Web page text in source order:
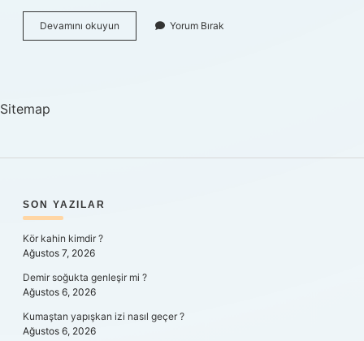
Devamını okuyun
Proteinli
Yorum Bırak
Sitemap
SIDEBAR
SON YAZILAR
Kör kahin kimdir ?
Ağustos 7, 2026
Demir soğukta genleşir mi ?
Ağustos 6, 2026
Kumaştan yapışkan izi nasıl geçer ?
Ağustos 6, 2026